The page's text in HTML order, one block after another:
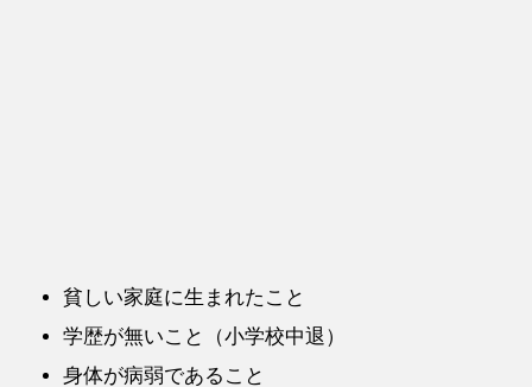
貧しい家庭に生まれたこと
学歴が無いこと（小学校中退）
身体が病弱であること